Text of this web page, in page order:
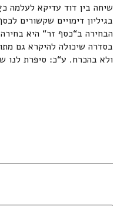
שיחה בין דוד עדיקא לעלמה
בגיליון דימויים שקשורים
הבחירה ב“כסף זר“ היא
בסדרה שיכולה להיקרא גם
ולא בהכרח. ע“כ: סיפרת לנו